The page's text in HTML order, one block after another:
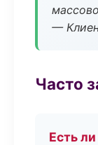
—
Часто
Есть